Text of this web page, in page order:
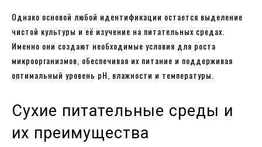
Однако основой любой идентификации остается выделение
чистой культуры и её изучение на питательных средах.
Именно они создают необходимые условия для роста
микроорганизмов, обеспечивая их питание и поддерживая
оптимальный уровень pH, влажности и температуры.
Сухие питательные среды и
их преимущества